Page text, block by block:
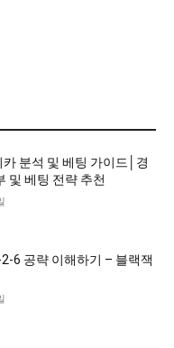
분석 및 베팅 가이드│경
및 베팅 전략 추천
6 공략 이해하기 – 블랙잭